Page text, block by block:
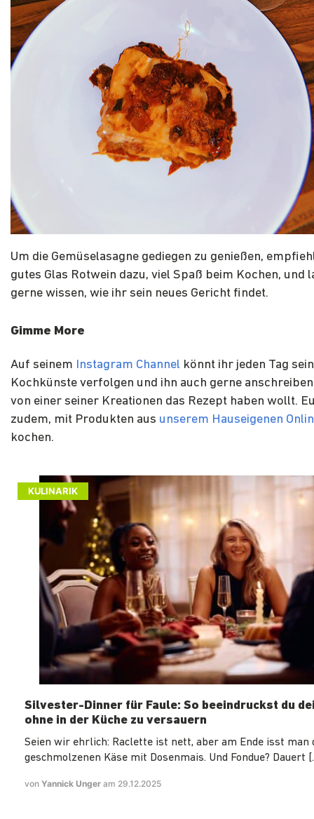
Um die Gemüselasagne gediegen zu genießen,
gutes Glas Rotwein dazu, viel Spaß beim Kochen, und
gerne wissen, wie ihr sein neues Gericht findet.
Gimme More
Auf seinem Instagram Channel könnt ihr jeden Tag
Kochkünste verfolgen und ihn auch gerne
von einer seiner Kreationen das Rezept haben wollt.
zudem, mit Produkten aus unserem Hauseigenen
kochen.
KULINARIK
Silvester-Dinner für Faule: So beeindruckst du
ohne in der Küche zu versauern
Seien wir ehrlich: Raclette ist nett, aber am Ende isst man
geschmolzenen Käse mit Dosenmais. Und Fondue? Dauert
von Yannick Unger am 29.12.2025